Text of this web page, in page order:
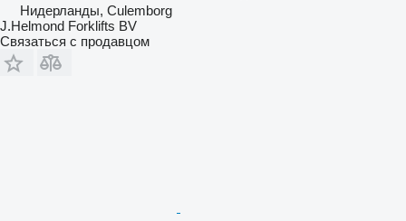
Нидерланды, Culemborg
J.Helmond Forklifts BV
Связаться с продавцом